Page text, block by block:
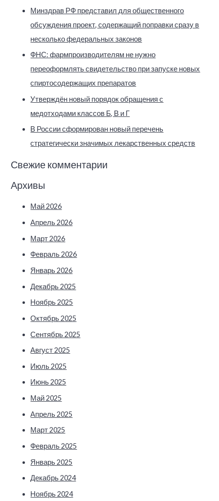
Минздрав РФ представил для общественного
обсуждения проект, содержащий поправки сразу в
несколько федеральных законов
ФНС: фармпроизводителям не нужно
переоформлять свидетельство при запуске новых
спиртосодержащих препаратов
Утверждён новый порядок обращения с
медотходами классов Б, В и Г
В России сформирован новый перечень
стратегически значимых лекарственных средств
Свежие комментарии
Архивы
Май 2026
Апрель 2026
Март 2026
Февраль 2026
Январь 2026
Декабрь 2025
Ноябрь 2025
Октябрь 2025
Сентябрь 2025
Август 2025
Июль 2025
Июнь 2025
Май 2025
Апрель 2025
Март 2025
Февраль 2025
Январь 2025
Декабрь 2024
Ноябрь 2024